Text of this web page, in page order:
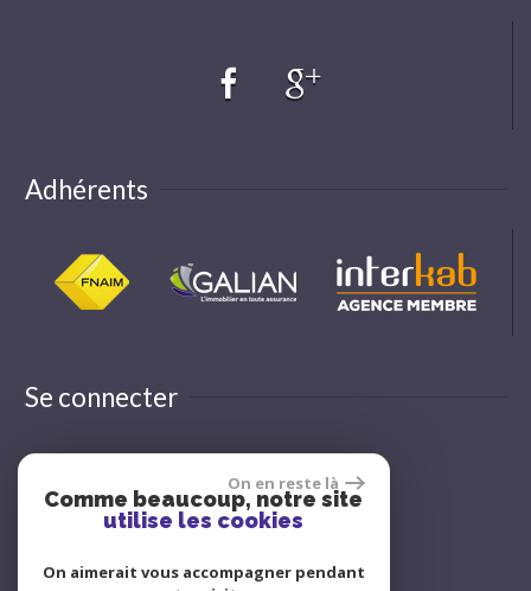
Adhérents
Se connecter
Espace propriétaire
On en reste là
Comme beaucoup, notre site
utilise les cookies
On aimerait vous accompagner pendant